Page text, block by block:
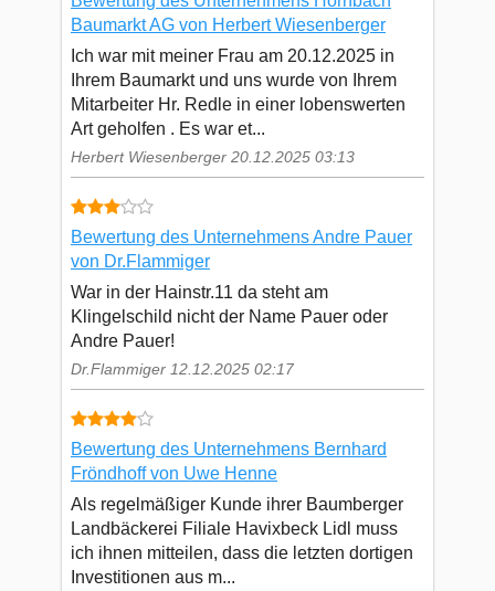
Baumarkt AG von Herbert Wiesenberger
Ich war mit meiner Frau am 20.12.2025 in
Ihrem Baumarkt und uns wurde von Ihrem
Mitarbeiter Hr. Redle in einer lobenswerten
Art geholfen . Es war et...
Herbert Wiesenberger 20.12.2025 03:13
Bewertung des Unternehmens Andre Pauer
von Dr.Flammiger
War in der Hainstr.11 da steht am
Klingelschild nicht der Name Pauer oder
Andre Pauer!
Dr.Flammiger 12.12.2025 02:17
Bewertung des Unternehmens Bernhard
Fröndhoff von Uwe Henne
Als regelmäßiger Kunde ihrer Baumberger
Landbäckerei Filiale Havixbeck Lidl muss
ich ihnen mitteilen, dass die letzten dortigen
Investitionen aus m...